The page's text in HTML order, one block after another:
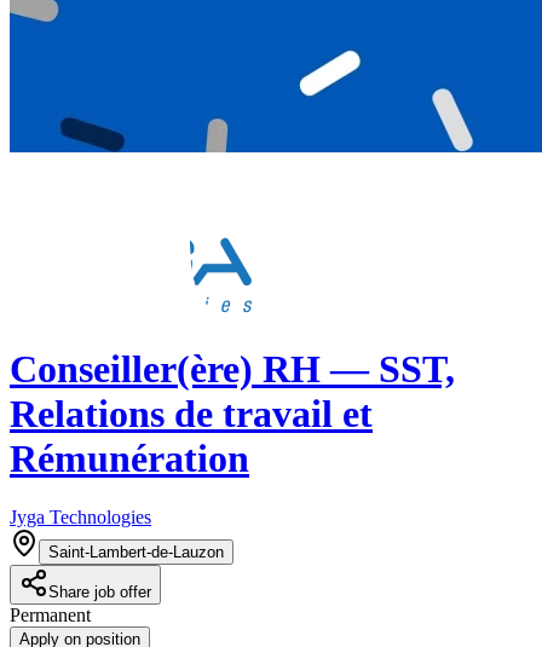
Conseiller(ère) RH — SST,
Relations de travail et
Rémunération
Jyga Technologies
Saint-Lambert-de-Lauzon
Share job offer
Permanent
Apply on position